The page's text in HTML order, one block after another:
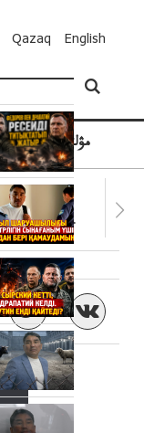
Qazaq English
مۋلتيمەديا
سوتتولەنگەناپتار ايىبە؟ۋ..